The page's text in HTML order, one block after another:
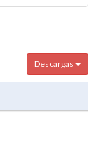
Descargas